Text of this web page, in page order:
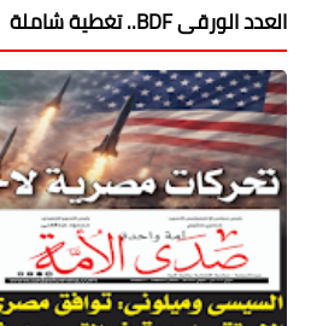
العدد الورقى BDF.. تغطية شاملة